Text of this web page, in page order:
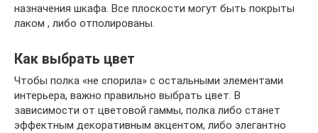
назначения шкафа. Все плоскости могут быть покрыты
лаком , либо отполированы.
Как выбрать цвет
Чтобы полка «не спорила» с остальными элементами
интерьера, важно правильно выбрать цвет. В
зависимости от цветовой гаммы, полка либо станет
эффектным декоративным акцентом, либо элегантно